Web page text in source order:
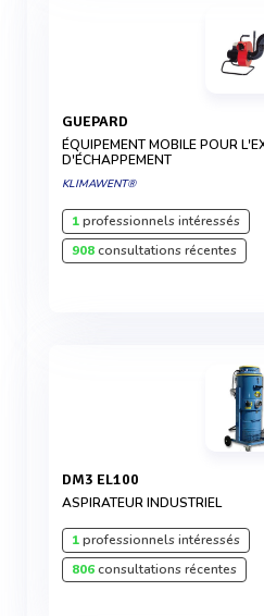
GUEPARD
ÉQUIPEMENT MOBILE POUR
D'ÉCHAPPEMENT
KLIMAWENT®
1professionnels intéressés
908consultations récentes
DM3 EL100
ASPIRATEUR INDUSTRIEL
1professionnels intéressés
806consultations récentes